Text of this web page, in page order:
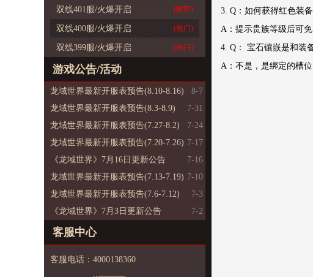
双线401服/火爆开启 (推荐)
双线400服/火爆开启 (热门)
双线399服/火爆开启 (热门)
游戏公告/活动
龙域世界最新开服表预告(8.10-8.16)
8-7
龙域世界最新开服表预告(8.3-8.9)
7-31
龙域世界最新开服表预告(7.27-8.2)
7-24
龙域世界最新开服表预告(7.20-7.26) 7-17
《龙域世界》7月16日更新公告
7-16
龙域世界最新开服表预告(7.13-7.19) 7-10
龙域世界最新开服表预告(7.6-7.12)
7-3
《龙域世界》7月3日更新公告
7-2
客服中心
客服电话：4000138360
3. Q：如何获得红色装
A：提示贵族等级后可
4. Q： 宝石镶嵌是和装
A：不是，是绑定的槽